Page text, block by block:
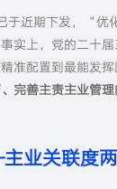
近期下发，“优
上，党的二十
配置到最能发挥
善主责主业管
业关联度